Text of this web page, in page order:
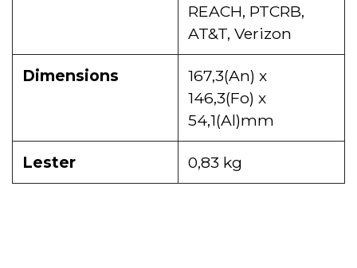
REACH, PTCRB,
AT&T, Verizon
Dimensions
167,3(An) x
146,3(Fo) x
54,1(Al)mm
Lester 0,83 kg